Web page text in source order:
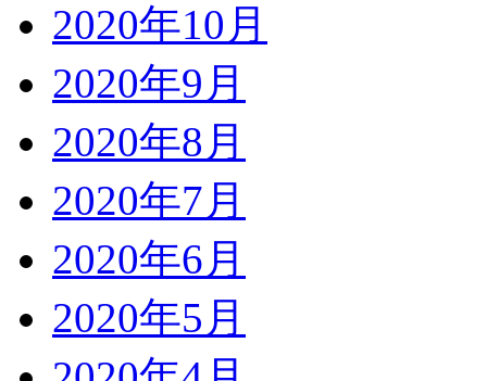
2020年10月
2020年9月
2020年8月
2020年7月
2020年6月
2020年5月